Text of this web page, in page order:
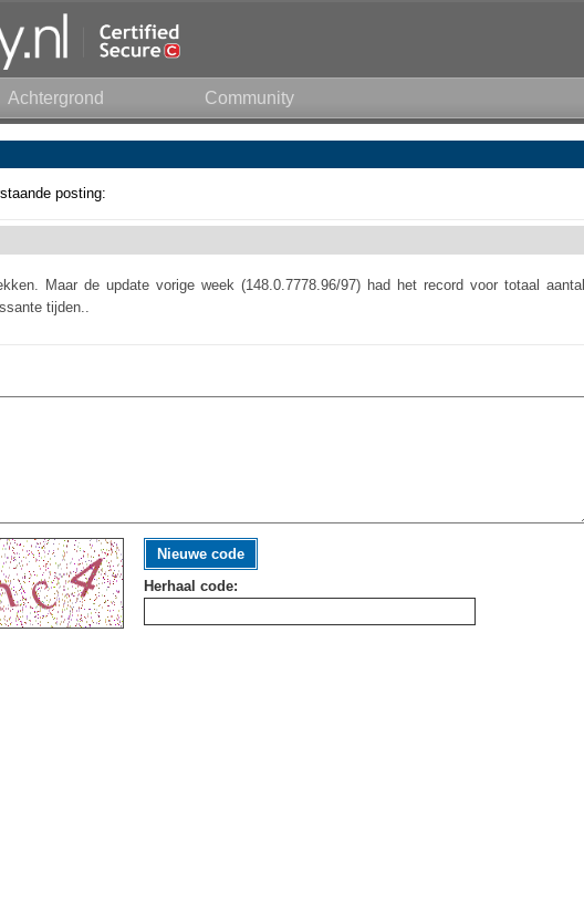
Achtergrond Community
posting:
Maar de update vorige week (148.0.7778.96/97) had het record voor totaal aantal
tijden..
Nieuwe code
Herhaal code: